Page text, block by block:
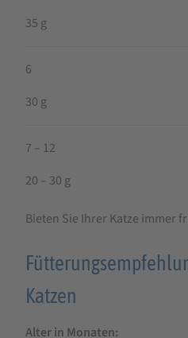
35 g
6
30 g
7 – 12
20 – 30 g
Bieten Sie Ihrer Katze immer
Katzen
Alter in Monaten